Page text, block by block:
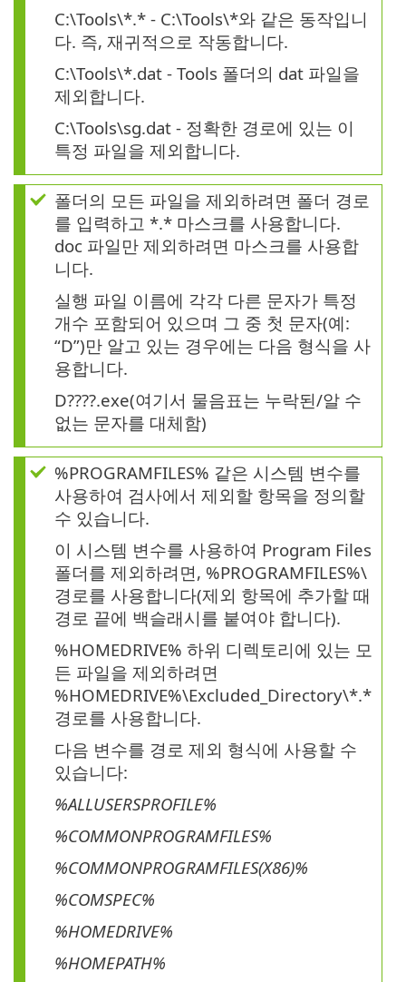
C:\Tools\*.* - C:\Tools\*와 같은 동작입니
다. 즉, 재귀적으로 작동합니다.
C:\Tools\*.dat - Tools 폴더의 dat 파일을
제외합니다.
C:\Tools\sg.dat - 정확한 경로에 있는 이
특정 파일을 제외합니다.
폴더의 모든 파일을 제외하려면 폴더 경로
를 입력하고 *.* 마스크를 사용합니다.
doc 파일만 제외하려면 마스크를 사용합
니다.
실행 파일 이름에 각각 다른 문자가 특정
개수 포함되어 있으며 그 중 첫 문자(예:
“D”)만 알고 있는 경우에는 다음 형식을 사
용합니다.
D????.exe(여기서 물음표는 누락된/알 수
없는 문자를 대체함)
%PROGRAMFILES% 같은 시스템 변수를
사용하여 검사에서 제외할 항목을 정의할
수 있습니다.
이 시스템 변수를 사용하여 Program Files
폴더를 제외하려면, %PROGRAMFILES%\
경로를 사용합니다(제외 항목에 추가할 때
경로 끝에 백슬래시를 붙여야 합니다).
%HOMEDRIVE% 하위 디렉토리에 있는 모
든 파일을 제외하려면
%HOMEDRIVE%\Excluded_Directory\*.*
경로를 사용합니다.
다음 변수를 경로 제외 형식에 사용할 수
있습니다:
%ALLUSERSPROFILE%
%COMMONPROGRAMFILES%
%COMMONPROGRAMFILES(X86)%
%COMSPEC%
%HOMEDRIVE%
%HOMEPATH%